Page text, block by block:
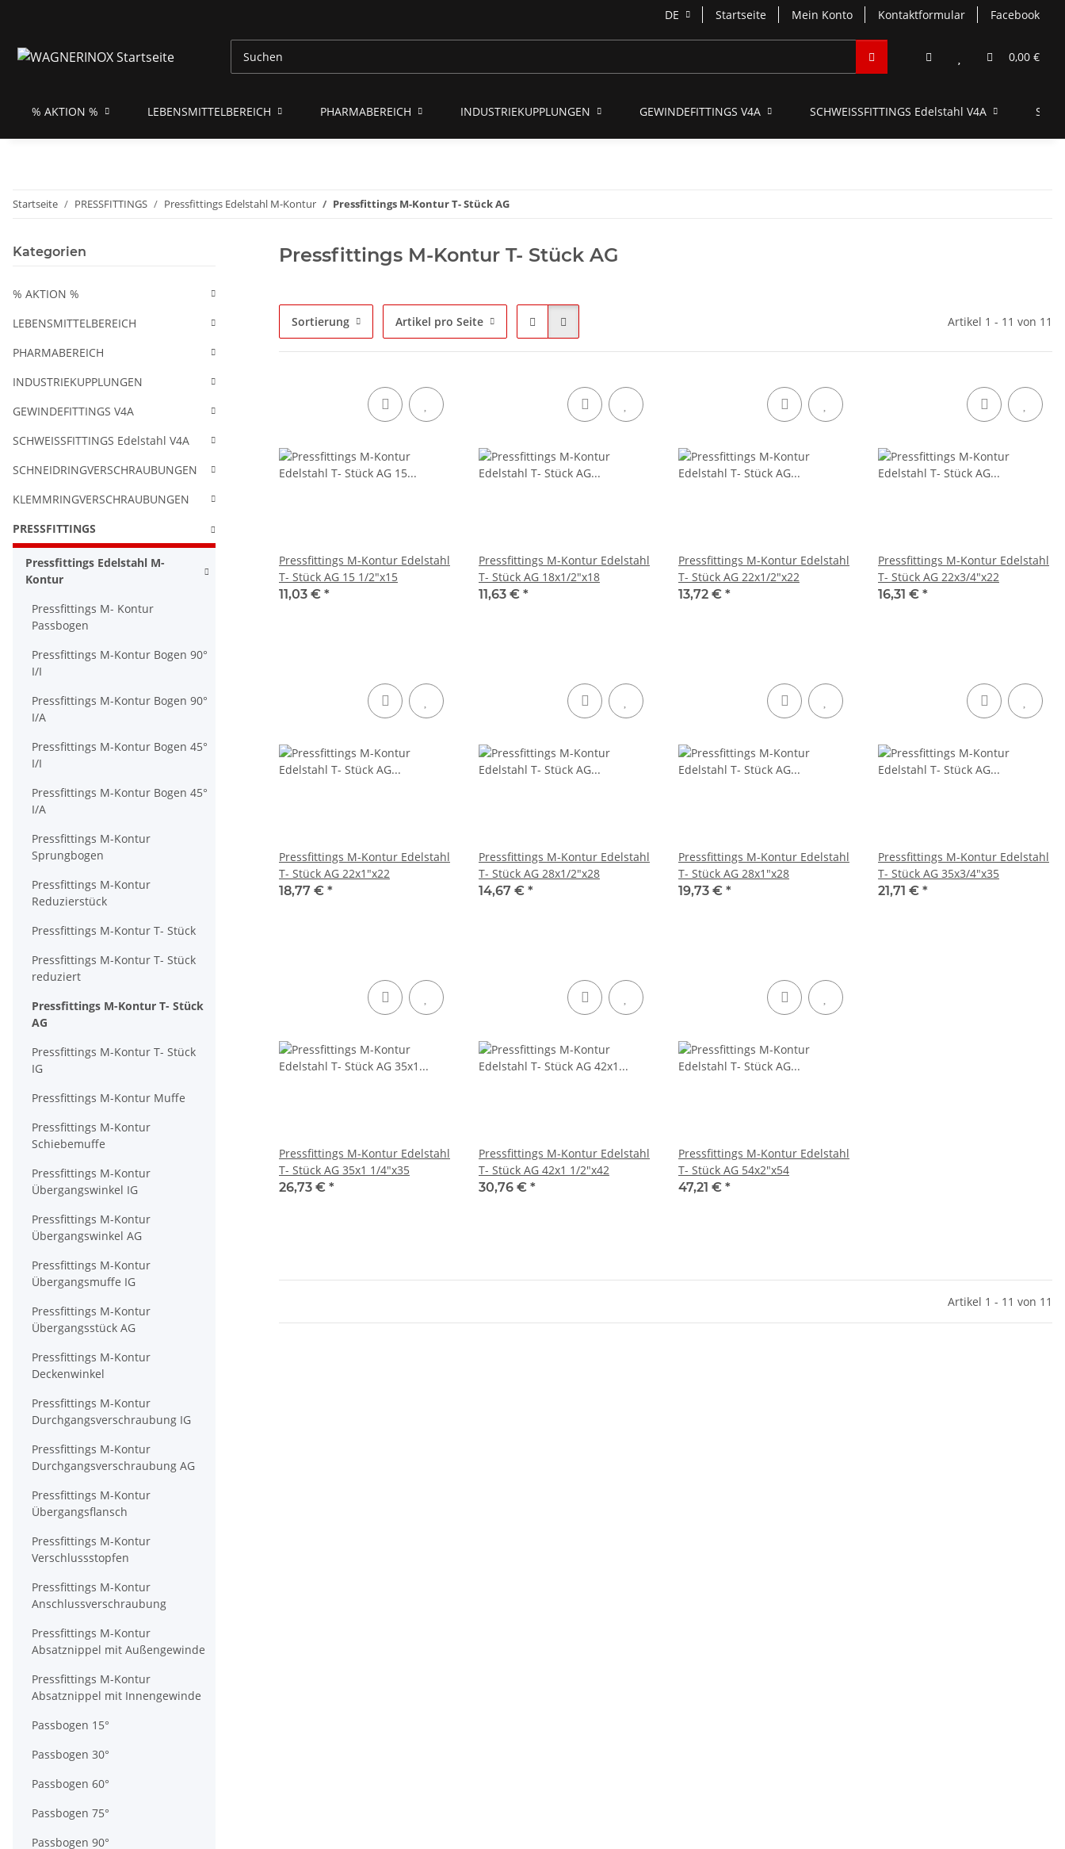
DE Startseite Mein Konto Kontaktformular Facebook
0,00 €
% AKTION % LEBENSMITTELBEREICH PHARMABEREICH INDUSTRIEKUPPLUNGEN GEWINDEFITTINGS V4A SCHWEISSFITTINGS Edelstahl V4A
Startseite PRESSFITTINGS Pressfittings Edelstahl M-Kontur Pressfittings M-Kontur T- Stück AG
Pressfittings M-Kontur T- Stück AG
Sortierung Artikel pro Seite Artikel 1 - 11 von 11
Pressfittings M-Kontur Edelstahl
T- Stück AG 15 1/2"x15
11,03 € *
Pressfittings M-Kontur Edelstahl
T- Stück AG 18x1/2"x18
11,63 € *
Pressfittings M-Kontur Edelstahl
T- Stück AG 22x1/2"x22
13,72 € *
Pressfittings M-Kontur Edelstahl
T- Stück AG 22x3/4"x22
16,31 € *
Pressfittings M-Kontur Edelstahl
T- Stück AG 22x1"x22
18,77 € *
Pressfittings M-Kontur Edelstahl
T- Stück AG 28x1/2"x28
14,67 € *
Pressfittings M-Kontur Edelstahl
T- Stück AG 28x1"x28
19,73 € *
Pressfittings M-Kontur Edelstahl
T- Stück AG 35x3/4"x35
21,71 € *
Pressfittings M-Kontur Edelstahl
T- Stück AG 35x1 1/4"x35
26,73 € *
Pressfittings M-Kontur Edelstahl
T- Stück AG 42x1 1/2"x42
30,76 € *
Pressfittings M-Kontur Edelstahl
T- Stück AG 54x2"x54
47,21 € *
Artikel 1 - 11 von 11
Kategorien
% AKTION %
LEBENSMITTELBEREICH
PHARMABEREICH
INDUSTRIEKUPPLUNGEN
GEWINDEFITTINGS V4A
SCHWEISSFITTINGS Edelstahl V4A
SCHNEIDRINGVERSCHRAUBUNGEN
KLEMMRINGVERSCHRAUBUNGEN
PRESSFITTINGS
Pressfittings Edelstahl M-
Kontur
Pressfittings M- Kontur
Passbogen
Pressfittings M-Kontur Bogen 90°
I/I
Pressfittings M-Kontur Bogen 90°
I/A
Pressfittings M-Kontur Bogen 45°
I/I
Pressfittings M-Kontur Bogen 45°
I/A
Pressfittings M-Kontur
Sprungbogen
Pressfittings M-Kontur
Reduzierstück
Pressfittings M-Kontur T- Stück
Pressfittings M-Kontur T- Stück
reduziert
Pressfittings M-Kontur T- Stück
AG
Pressfittings M-Kontur T- Stück
IG
Pressfittings M-Kontur Muffe
Pressfittings M-Kontur
Schiebemuffe
Pressfittings M-Kontur
Übergangswinkel IG
Pressfittings M-Kontur
Übergangswinkel AG
Pressfittings M-Kontur
Übergangsmuffe IG
Pressfittings M-Kontur
Übergangsstück AG
Pressfittings M-Kontur
Deckenwinkel
Pressfittings M-Kontur
Durchgangsverschraubung IG
Pressfittings M-Kontur
Durchgangsverschraubung AG
Pressfittings M-Kontur
Übergangsflansch
Pressfittings M-Kontur
Verschlussstopfen
Pressfittings M-Kontur
Anschlussverschraubung
Pressfittings M-Kontur
Absatznippel mit Außengewinde
Pressfittings M-Kontur
Absatznippel mit Innengewinde
Passbogen 15°
Passbogen 30°
Passbogen 60°
Passbogen 75°
Passbogen 90°